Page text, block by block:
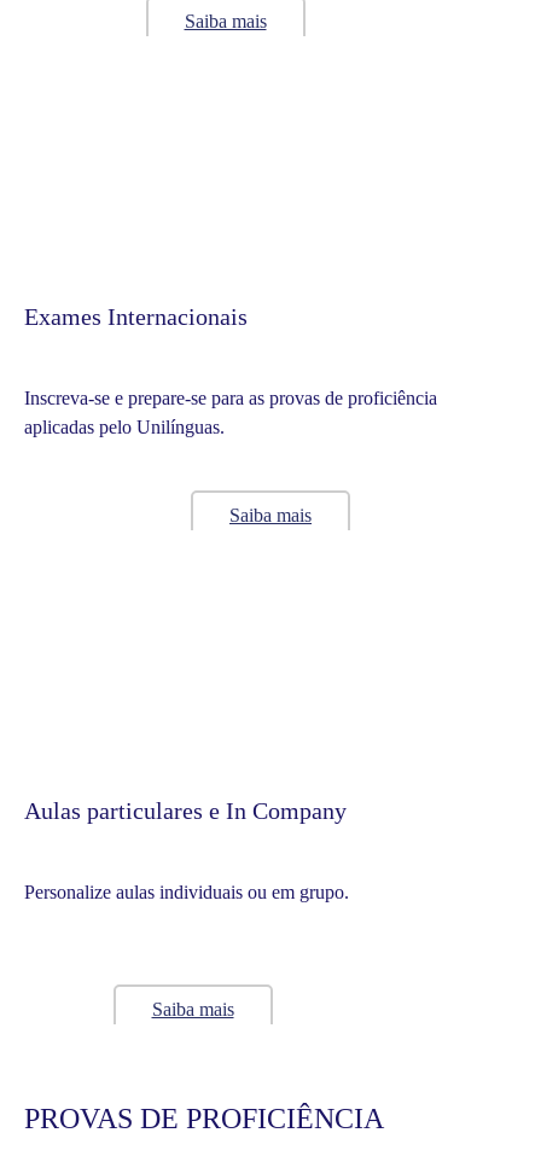
Saiba mais
Exames Internacionais
Inscreva-se e prepare-se para as provas de proficiência
aplicadas pelo Unilínguas.
Saiba mais
Aulas particulares e In Company
Personalize aulas individuais ou em grupo.
Saiba mais
PROVAS DE PROFICIÊNCIA